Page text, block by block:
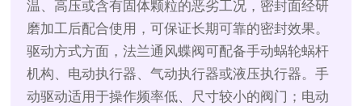
温、高压或含有固体颗粒的恶劣工况，密封面经研
磨加工后配合使用，可保证长期可靠的密封效果。
驱动方式方面，法兰通风蝶阀可配备手动蜗轮蜗杆
机构、电动执行器、气动执行器或液压执行器。手
动驱动适用于操作频率低、尺寸较小的阀门；电动